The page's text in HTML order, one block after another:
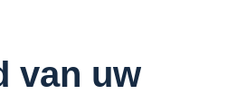
van uw